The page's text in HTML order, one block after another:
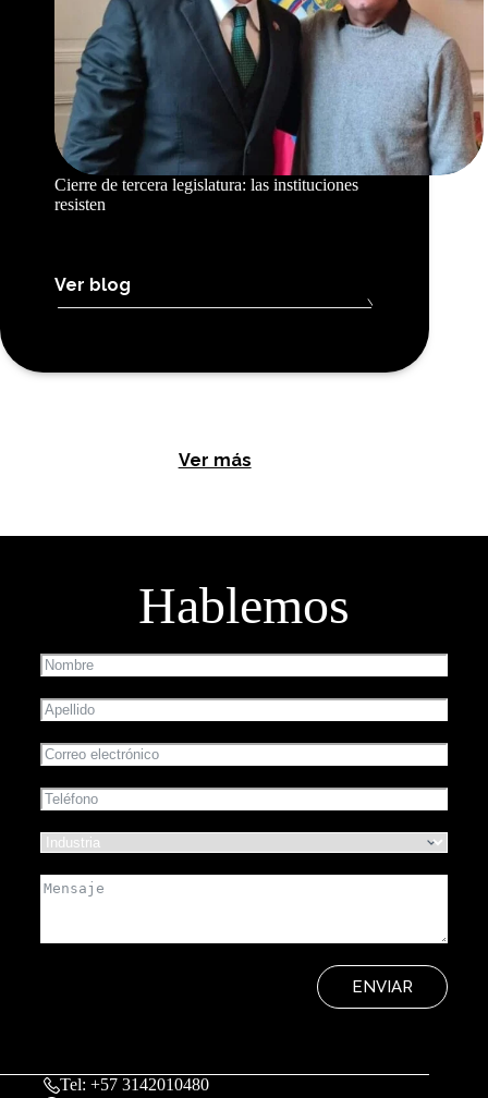
Cierre de tercera legislatura: las instituciones
resisten
Ver blog
Ver más
ENVIAR
Hablemos
Tel: +57 3142010480